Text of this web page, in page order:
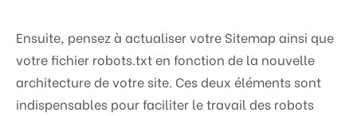
Ensuite, pensez à actualiser votre Sitemap ainsi que
votre fichier robots.txt en fonction de la nouvelle
architecture de votre site. Ces deux éléments sont
indispensables pour faciliter le travail des robots